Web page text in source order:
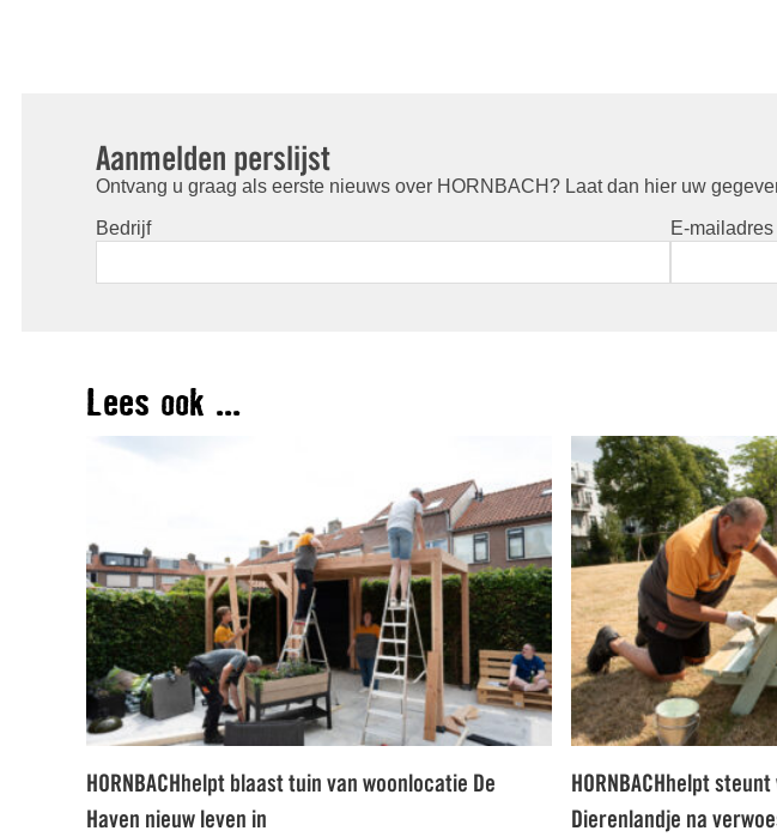
Aanmelden perslijst
Ontvang u graag als eerste nieuws over HORNBACH? Laat dan hier uw
Bedrijf E-mailadres
Lees ook ...
HORNBACHhelpt blaast tuin van woonlocatie De
Haven nieuw leven in
HORNBACHhelpt
Dierenlandje na